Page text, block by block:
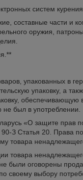
систем
составные части и
оружия,
упакованных в
упаковку, а
обеспечивающую
не был в употреблении.
«О защите прав
З Статья 20. Права
товара
товара
были оговорены
своему выбору